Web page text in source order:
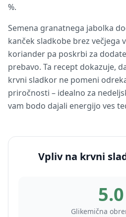
%.
Semena granatnega jabolka
kanček sladkobe brez večjega
koriander pa poskrbi za
prebavo. Ta recept dokazuje,
krvni sladkor ne pomeni
priročnosti – idealno za
vam bodo dajali energijo ves
Vpliv na krvni
5.0
Glikemična